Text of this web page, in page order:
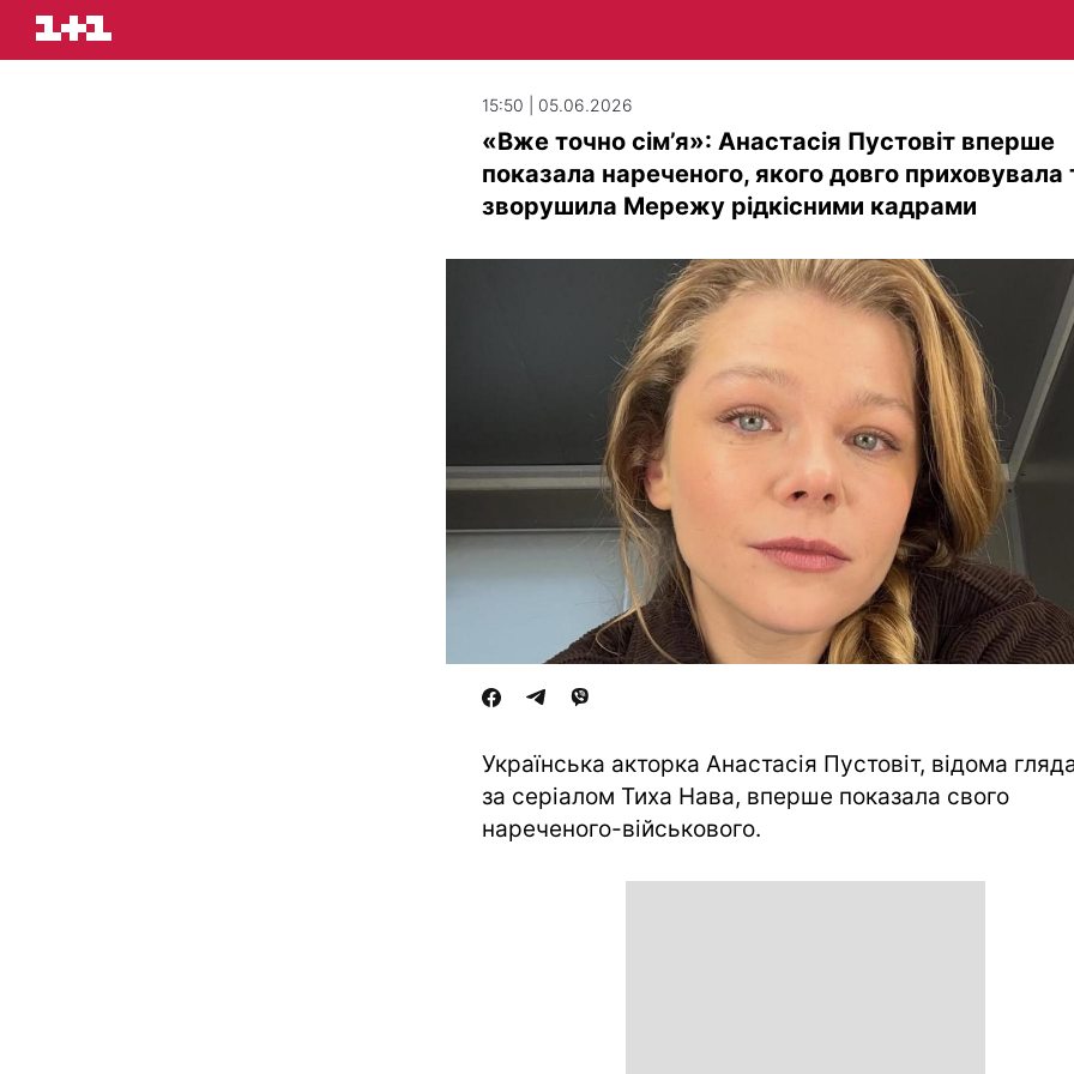
15:50 | 05.06.2026
«Вже точно сім’я»: Анастасія Пустовіт вперше
показала нареченого, якого довго приховувала
зворушила Мережу рідкісними кадрами
Українська акторка Анастасія Пустовіт, відома
за серіалом Тиха Нава, вперше показала свого
нареченого-військового.